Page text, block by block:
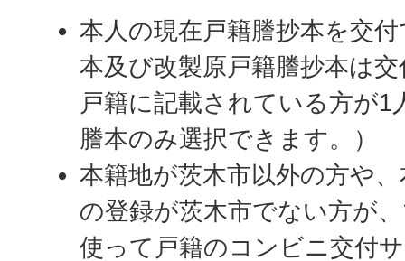
本人の現在戸籍謄抄本を交
本及び改製原戸籍謄抄本は
戸籍に記載されている方が1
謄本のみ選択できます。）
本籍地が茨木市以外の方や
の登録が茨木市でない方が
使って戸籍のコンビニ交付